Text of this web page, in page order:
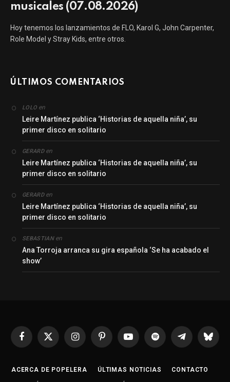
musicales (07.08.2026)
Hoy tenemos los lanzamientos de FLO, Karol G, John Carpenter,
Role Model y Stray Kids, entre otros.
ÚLTIMOS COMENTARIOS
LOLO en
Leire Martínez publica ‘Historias de aquella niña’, su
primer disco en solitario
GERARDen
Leire Martínez publica ‘Historias de aquella niña’, su
primer disco en solitario
GERARDen
Leire Martínez publica ‘Historias de aquella niña’, su
primer disco en solitario
SEBASTIANen
Ana Torroja arranca su gira española ‘Se ha acabado el
show’
Facebook
X
InstagramPinterestYouTubeSpotify Telegrama
ACERCA DE POPELERA ÚLTIMAS NOTICIAS CONTACTO